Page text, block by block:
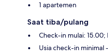
1 apartemen
Saat tiba/pulang
Check-in mulai:
Usia check-in minimal